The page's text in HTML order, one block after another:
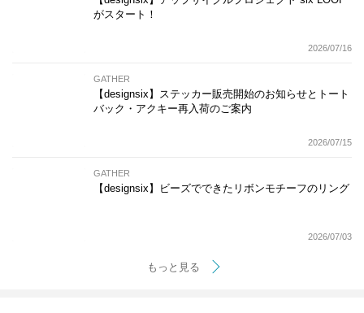
がスタート！
2026/07/16
GATHER
【designsix】ステッカー販売開始のお知らせとトート
バック・アクキー再入荷のご案内
2026/07/15
GATHER
【designsix】ビーズでできたリボンモチーフのリング
2026/07/03
もっと見る